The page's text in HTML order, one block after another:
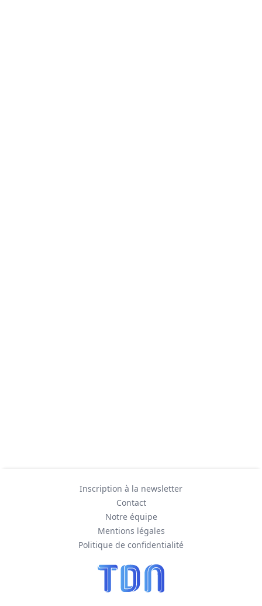
Inscription à la newsletter
Contact
Notre équipe
Mentions légales
Politique de confidentialité